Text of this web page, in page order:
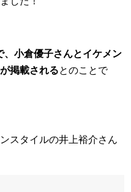
小倉優子さんとイケメン
掲載されるとのことで
スタイルの井上裕介さん